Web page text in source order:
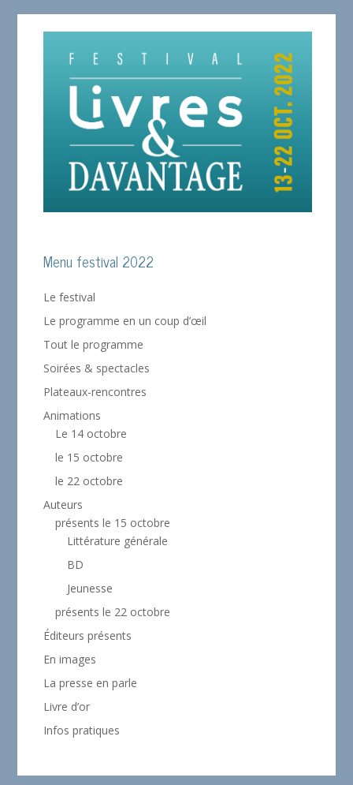
Menu festival 2022
Le festival
Le programme en un coup d’œil
Tout le programme
Soirées & spectacles
Plateaux-rencontres
Animations
Le 14 octobre
le 15 octobre
le 22 octobre
Auteurs
présents le 15 octobre
Littérature générale
BD
Jeunesse
présents le 22 octobre
Éditeurs présents
En images
La presse en parle
Livre d’or
Infos pratiques